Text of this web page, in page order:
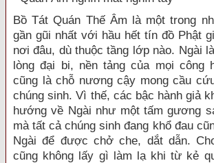
Bồ Tát Quán Thế Âm là một trong
gần gũi nhất với hầu hết tín đồ Phật
nơi đâu, dù thuộc tầng lớp nào. Ngài
lòng đại bi, nền tảng của mọi công
cũng là chỗ nương cậy mong cầu
chúng sinh. Vì thế, các bậc hành giả
hướng về Ngài như một tấm gương
mà tất cả chúng sinh đang khổ đau
Ngài để được chở che, dắt dẫn.
cũng không lấy gì làm lạ khi từ kẻ